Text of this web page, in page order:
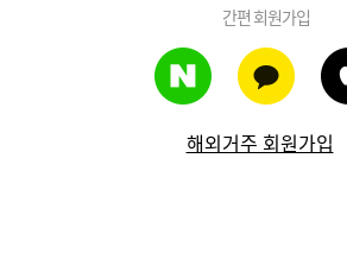
간편 회원가입
해외거주 회원가입